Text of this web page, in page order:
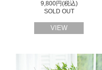
9,800円(税込)
SOLD OUT
VIEW